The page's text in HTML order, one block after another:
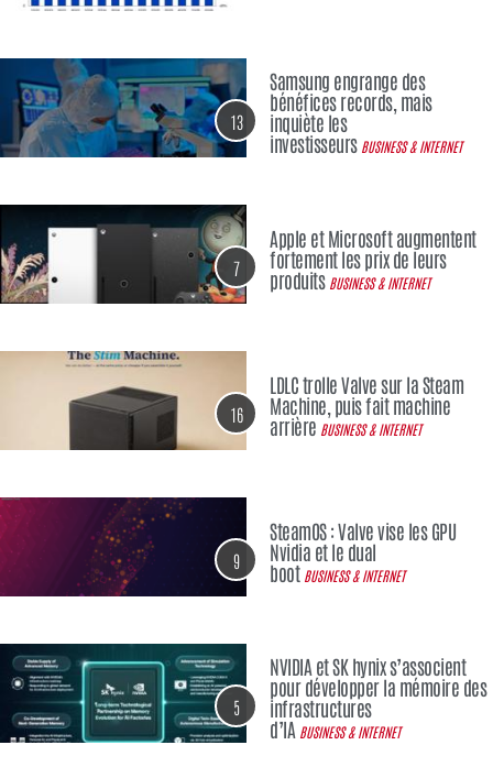
13
Samsung engrange des
bénéfices records, mais
inquiète les
investisseurs BUSINESS & INTERNET
7
Apple et Microsoft augmentent
fortement les prix de leurs
produits BUSINESS & INTERNET
16
LDLC trolle Valve sur la Steam
Machine, puis fait machine
arrière BUSINESS & INTERNET
9
SteamOS : Valve vise les GPU
Nvidia et le dual
boot BUSINESS & INTERNET
5
NVIDIA et SK hynix s’associent
pour développer la mémoire des
infrastructures
d’IA BUSINESS & INTERNET